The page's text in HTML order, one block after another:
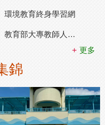
環境教育終身學習網
教育部大專教師人才網
更多
錦